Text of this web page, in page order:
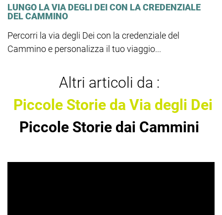
LUNGO LA VIA DEGLI DEI CON LA CREDENZIALE
DEL CAMMINO
Percorri la via degli Dei con la credenziale del
Cammino e personalizza il tuo viaggio...
Altri articoli da :
Piccole Storie da Via degli Dei
Piccole Storie dai Cammini